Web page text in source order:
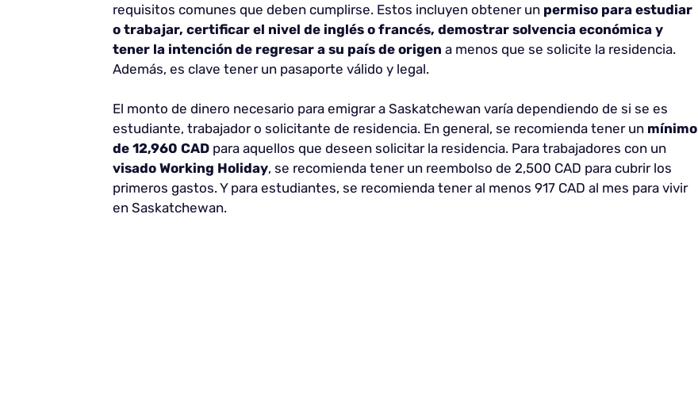
requisitos comunes que deben cumplirse. Estos incluyen obtener un permiso para estudiar
o trabajar, certificar el nivel de inglés o francés, demostrar solvencia económica y
tener la intención de regresar a su país de origen a menos que se solicite la residencia.
Además, es clave tener un pasaporte válido y legal.
El monto de dinero necesario para emigrar a Saskatchewan varía dependiendo de si se es
estudiante, trabajador o solicitante de residencia. En general, se recomienda tener un mínimo
de 12,960 CAD para aquellos que deseen solicitar la residencia. Para trabajadores con un
visado Working Holiday, se recomienda tener un reembolso de 2,500 CAD para cubrir los
primeros gastos. Y para estudiantes, se recomienda tener al menos 917 CAD al mes para vivir
en Saskatchewan.